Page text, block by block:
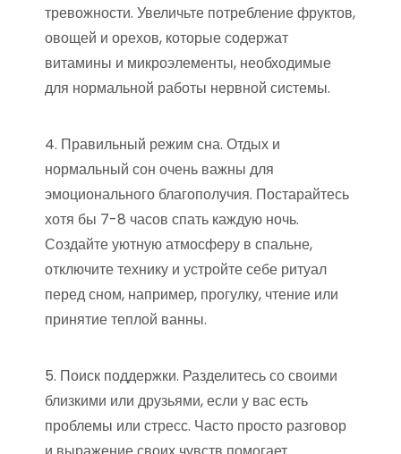
тревожности. Увеличьте потребление фруктов,
овощей и орехов, которые содержат
витамины и микроэлементы, необходимые
для нормальной работы нервной системы.
4. Правильный режим сна. Отдых и
нормальный сон очень важны для
эмоционального благополучия. Постарайтесь
хотя бы 7-8 часов спать каждую ночь.
Создайте уютную атмосферу в спальне,
отключите технику и устройте себе ритуал
перед сном, например, прогулку, чтение или
принятие теплой ванны.
5. Поиск поддержки. Разделитесь со своими
близкими или друзьями, если у вас есть
проблемы или стресс. Часто просто разговор